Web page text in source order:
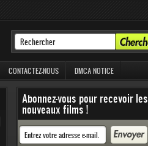
CONTACTEZ-NOUS DMCA NOTICE
Abonnez-vous pour recevoir les
nouveaux films !